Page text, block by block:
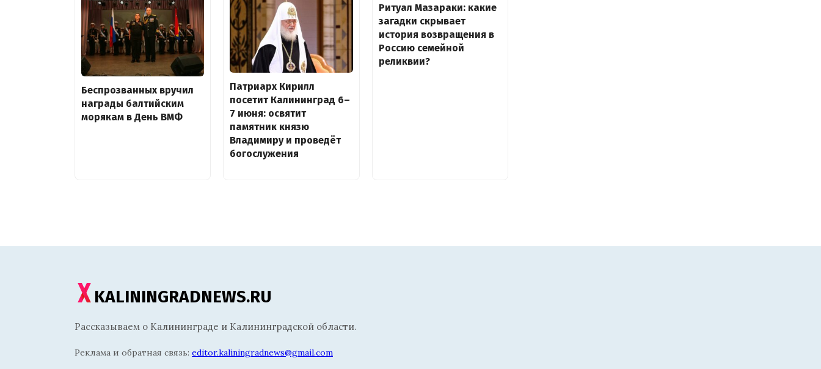
Беспрозванных вручил
награды балтийским
морякам в День ВМФ
Патриарх Кирилл
посетит Калининград 6–
7 июня: освятит
памятник князю
Владимиру и проведёт
богослужения
Ритуал Мазараки: какие
загадки скрывает
история возвращения в
Россию семейной
реликвии?
KALININGRADNEWS.RU
Рассказываем о Калининграде и Калининградской области.
Реклама и обратная связь: editor.kaliningradnews@gmail.com